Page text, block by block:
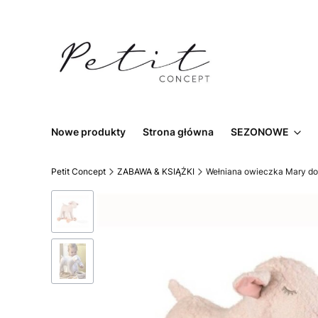
Nowe produkty Strona główna SEZONOWE
Petit Concept ZABAWA & KSIĄŻKI Wełniana owieczka Mary